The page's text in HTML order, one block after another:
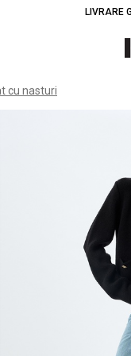
LIVRARE
cu nasturi